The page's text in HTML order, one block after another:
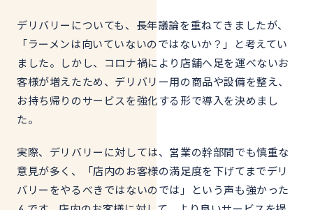
デリバリーについても、長年議論を重ねてきましたが、
「ラーメンは向いていないのではないか？」と考えてい
ました。しかし、コロナ禍により店舗へ足を運べないお
客様が増えたため、デリバリー用の商品や設備を整え、
お持ち帰りのサービスを強化する形で導入を決めまし
た。
実際、デリバリーに対しては、営業の幹部間でも慎重な
意見が多く、「店内のお客様の満足度を下げてまでデリ
バリーをやるべきではないのでは」という声も強かった